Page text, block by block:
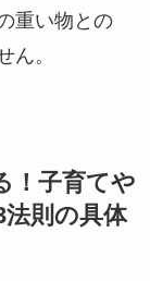
重い物との
ん。
！子育てや
則の具体